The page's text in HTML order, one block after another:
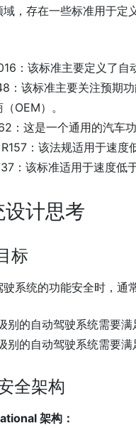
，存在一些标准用于定
：该标准主要定义了自
：该标准主要关注预期
OEM）。
：这是一个通用的汽车
：该法规适用于速度
：该标准适用于速度低
计思考
标
系统的功能安全时，通
别的自动驾驶系统需要满
别的自动驾驶系统需要满
全架构
架构：